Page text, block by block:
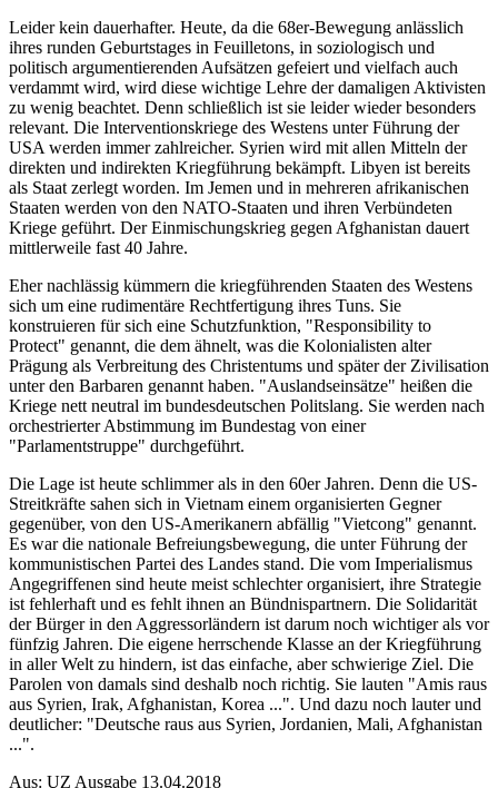
Leider kein dauerhafter. Heute, da die 68er-Bewegung anlässlich
ihres runden Geburtstages in Feuilletons, in soziologisch und
politisch argumentierenden Aufsätzen gefeiert und vielfach auch
verdammt wird, wird diese wichtige Lehre der damaligen Aktivisten
zu wenig beachtet. Denn schließlich ist sie leider wieder besonders
relevant. Die Interventionskriege des Westens unter Führung der
USA werden immer zahlreicher. Syrien wird mit allen Mitteln der
direkten und indirekten Kriegführung bekämpft. Libyen ist bereits
als Staat zerlegt worden. Im Jemen und in mehreren afrikanischen
Staaten werden von den NATO-Staaten und ihren Verbündeten
Kriege geführt. Der Einmischungskrieg gegen Afghanistan dauert
mittlerweile fast 40 Jahre.
Eher nachlässig kümmern die kriegführenden Staaten des Westens
sich um eine rudimentäre Rechtfertigung ihres Tuns. Sie
konstruieren für sich eine Schutzfunktion, "Responsibility to
Protect" genannt, die dem ähnelt, was die Kolonialisten alter
Prägung als Verbreitung des Christentums und später der Zivilisation
unter den Barbaren genannt haben. "Auslandseinsätze" heißen die
Kriege nett neutral im bundesdeutschen Politslang. Sie werden nach
orchestrierter Abstimmung im Bundestag von einer
"Parlamentstruppe" durchgeführt.
Die Lage ist heute schlimmer als in den 60er Jahren. Denn die US-
Streitkräfte sahen sich in Vietnam einem organisierten Gegner
gegenüber, von den US-Amerikanern abfällig "Vietcong" genannt.
Es war die nationale Befreiungsbewegung, die unter Führung der
kommunistischen Partei des Landes stand. Die vom Imperialismus
Angegriffenen sind heute meist schlechter organisiert, ihre Strategie
ist fehlerhaft und es fehlt ihnen an Bündnispartnern. Die Solidarität
der Bürger in den Aggressorländern ist darum noch wichtiger als vor
fünfzig Jahren. Die eigene herrschende Klasse an der Kriegführung
in aller Welt zu hindern, ist das einfache, aber schwierige Ziel. Die
Parolen von damals sind deshalb noch richtig. Sie lauten "Amis raus
aus Syrien, Irak, Afghanistan, Korea ...". Und dazu noch lauter und
deutlicher: "Deutsche raus aus Syrien, Jordanien, Mali, Afghanistan
...".
Aus: UZ Ausgabe 13.04.2018